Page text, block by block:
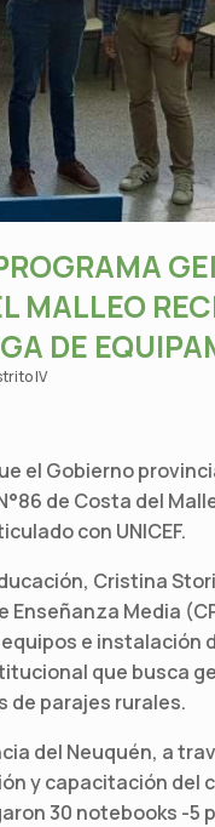
MALLEO
DE
IV
el Gobierno
de Costa del
con UNICEF.
Cristina
Media
e instalación
que busca
parajes rurales.
del Neuquén, a
y capacitación del
30 notebooks -